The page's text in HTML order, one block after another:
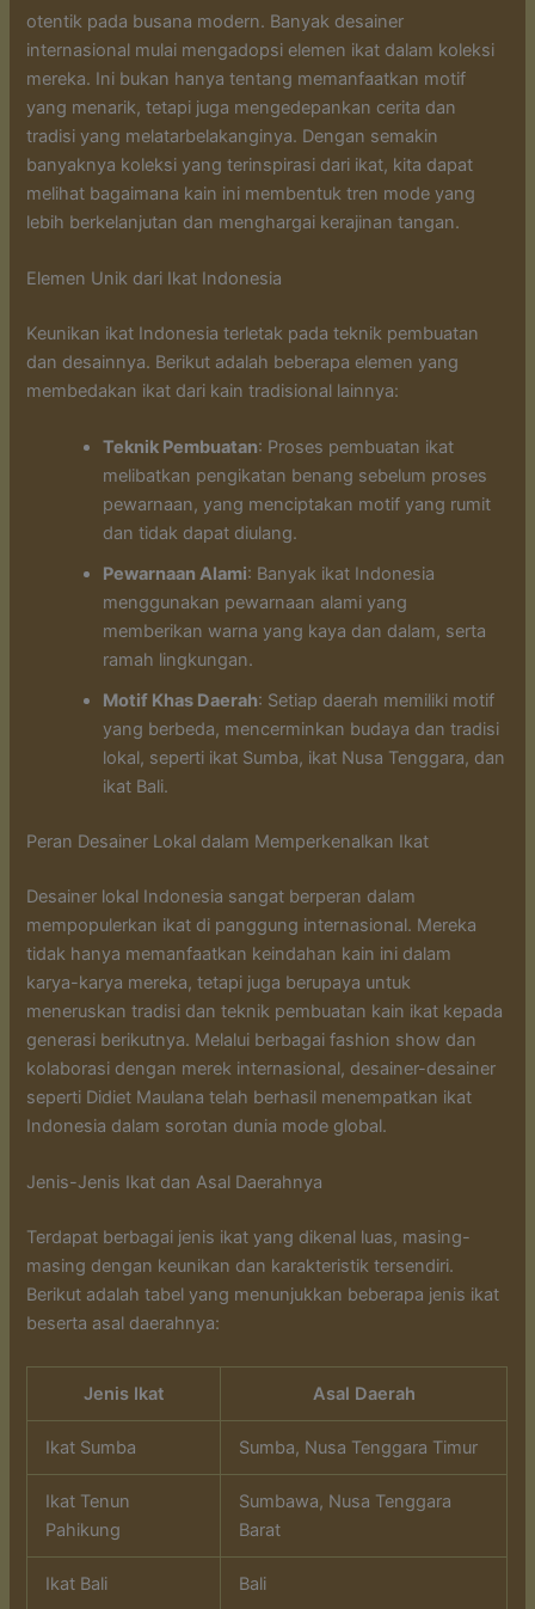
otentik pada busana modern. Banyak desainer
internasional mulai mengadopsi elemen ikat dalam koleksi
mereka. Ini bukan hanya tentang memanfaatkan motif
yang menarik, tetapi juga mengedepankan cerita dan
tradisi yang melatarbelakanginya. Dengan semakin
banyaknya koleksi yang terinspirasi dari ikat, kita dapat
melihat bagaimana kain ini membentuk tren mode yang
lebih berkelanjutan dan menghargai kerajinan tangan.
Elemen Unik dari Ikat Indonesia
Keunikan ikat Indonesia terletak pada teknik pembuatan
dan desainnya. Berikut adalah beberapa elemen yang
membedakan ikat dari kain tradisional lainnya:
Teknik Pembuatan: Proses pembuatan ikat
melibatkan pengikatan benang sebelum proses
pewarnaan, yang menciptakan motif yang rumit
dan tidak dapat diulang.
Pewarnaan Alami: Banyak ikat Indonesia
menggunakan pewarnaan alami yang
memberikan warna yang kaya dan dalam, serta
ramah lingkungan.
Motif Khas Daerah: Setiap daerah memiliki motif
yang berbeda, mencerminkan budaya dan tradisi
lokal, seperti ikat Sumba, ikat Nusa Tenggara, dan
ikat Bali.
Peran Desainer Lokal dalam Memperkenalkan Ikat
Desainer lokal Indonesia sangat berperan dalam
mempopulerkan ikat di panggung internasional. Mereka
tidak hanya memanfaatkan keindahan kain ini dalam
karya-karya mereka, tetapi juga berupaya untuk
meneruskan tradisi dan teknik pembuatan kain ikat kepada
generasi berikutnya. Melalui berbagai fashion show dan
kolaborasi dengan merek internasional, desainer-desainer
seperti Didiet Maulana telah berhasil menempatkan ikat
Indonesia dalam sorotan dunia mode global.
Jenis-Jenis Ikat dan Asal Daerahnya
Terdapat berbagai jenis ikat yang dikenal luas, masing-
masing dengan keunikan dan karakteristik tersendiri.
Berikut adalah tabel yang menunjukkan beberapa jenis ikat
beserta asal daerahnya:
Jenis Ikat Asal Daerah
Ikat Sumba Sumba, Nusa Tenggara Timur
Ikat Tenun
Pahikung
Sumbawa, Nusa Tenggara
Barat
Ikat Bali Bali